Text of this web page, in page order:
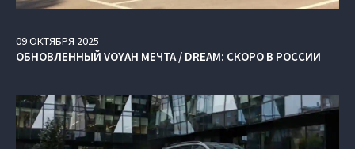
09ОКТЯБРЯ 2025
ОБНОВЛЕННЫЙ VOYAH МЕЧТА / DREAM: СКОРО В РОССИИ